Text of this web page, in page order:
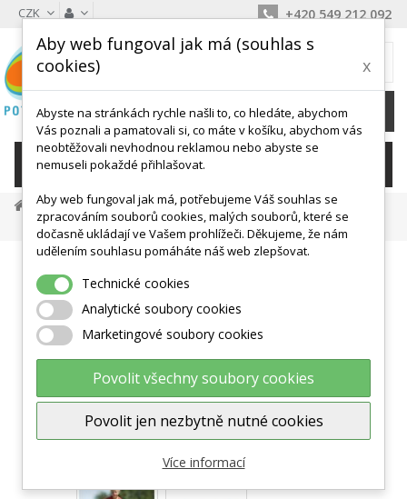
CZK +420 549 212 092
0 Kč
KATEGORIE
Balanční Podložky, Točny
Pedala, Chůdy
Malé Pedalové Go Go Vozítko GONGE- Bez Madel
Zobrazit větší
Aby web fungoval jak má (souhlas s
cookies)
x
Abyste na stránkách rychle našli to, co hledáte, abychom
Vás poznali a pamatovali si, co máte v košíku, abychom vás
neobtěžovali nevhodnou reklamou nebo abyste se
nemuseli pokaždé přihlašovat.
Aby web fungoval jak má, potřebujeme Váš souhlas se
zpracováním souborů cookies, malých souborů, které se
dočasně ukládají ve Vašem prohlížeči. Děkujeme, že nám
udělením souhlasu pomáháte náš web zlepšovat.
Technické cookies
Analytické soubory cookies
Marketingové soubory cookies
Povolit všechny soubory cookies
Povolit jen nezbytně nutné cookies
Více informací